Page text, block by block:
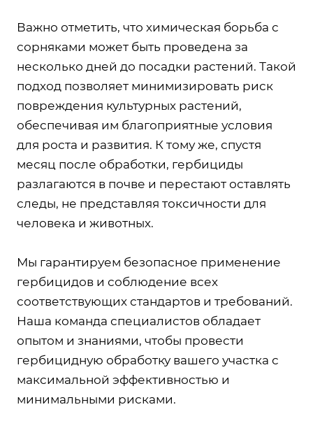
Важно отметить, что химическая борьба с
сорняками может быть проведена за
несколько дней до посадки растений. Такой
подход позволяет минимизировать риск
повреждения культурных растений,
обеспечивая им благоприятные условия
для роста и развития. К тому же, спустя
месяц после обработки, гербициды
разлагаются в почве и перестают оставлять
следы, не представляя токсичности для
человека и животных.
Мы гарантируем безопасное применение
гербицидов и соблюдение всех
соответствующих стандартов и требований.
Наша команда специалистов обладает
опытом и знаниями, чтобы провести
гербицидную обработку вашего участка с
максимальной эффективностью и
минимальными рисками.